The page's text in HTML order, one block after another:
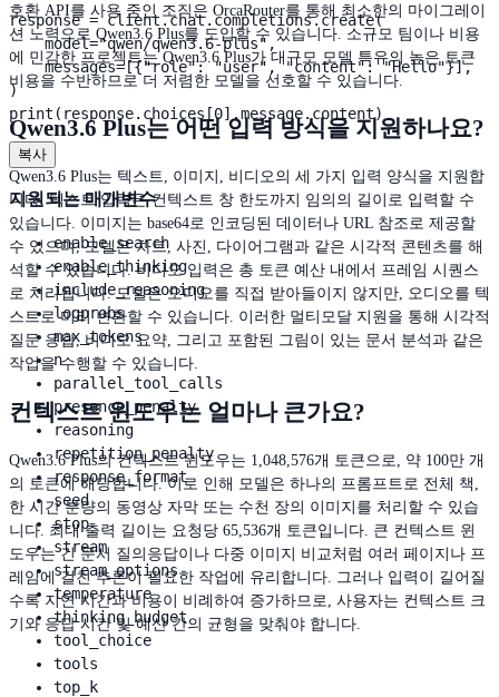
호환 API를 사용 중인 조직은 OrcaRouter를 통해 최소한의 마이그레이
션 노력으로 Qwen3.6 Plus를 도입할 수 있습니다. 소규모 팀이나 비용
에 민감한 프로젝트는 Qwen3.6 Plus가 대규모 모델 특유의 높은 토큰
비용을 수반하므로 더 저렴한 모델을 선호할 수 있습니다.
Qwen3.6 Plus는 어떤 입력 방식을 지원하나요?
Qwen3.6 Plus는 텍스트, 이미지, 비디오의 세 가지 입력 양식을 지원합
니다. 텍스트 입력은 컨텍스트 창 한도까지 임의의 길이로 입력할 수
있습니다. 이미지는 base64로 인코딩된 데이터나 URL 참조로 제공할
수 있으며, 모델은 차트, 사진, 다이어그램과 같은 시각적 콘텐츠를 해
석할 수 있습니다. 비디오 입력은 총 토큰 예산 내에서 프레임 시퀀스
로 처리됩니다. 모델은 오디오를 직접 받아들이지 않지만, 오디오를 텍
스트로 미리 변환할 수 있습니다. 이러한 멀티모달 지원을 통해 시각적
질문 응답, 비디오 요약, 그리고 포함된 그림이 있는 문서 분석과 같은
작업을 수행할 수 있습니다.
컨텍스트 윈도우는 얼마나 큰가요?
Qwen3.6 Plus의 컨텍스트 윈도우는 1,048,576개 토큰으로, 약 100만 개
의 토큰에 해당합니다. 이로 인해 모델은 하나의 프롬프트로 전체 책,
한 시간 분량의 동영상 자막 또는 수천 장의 이미지를 처리할 수 있습
니다. 최대 출력 길이는 요청당 65,536개 토큰입니다. 큰 컨텍스트 윈
도우는 긴 문서 질의응답이나 다중 이미지 비교처럼 여러 페이지나 프
레임에 걸친 추론이 필요한 작업에 유리합니다. 그러나 입력이 길어질
수록 지연 시간과 비용이 비례하여 증가하므로, 사용자는 컨텍스트 크
기와 응답 시간 및 예산 간의 균형을 맞춰야 합니다.
response = client.chat.completions.create(
    model="qwen/qwen3.6-plus",
    messages=[{"role": "user", "content": "Hello"}],
)
print(response.choices[0].message.content)
복사
지원되는 매개변수
enable_search
enable_thinking
include_reasoning
logprobs
max_tokens
n
parallel_tool_calls
presence_penalty
reasoning
repetition_penalty
response_format
seed
stop
stream
stream_options
temperature
thinking_budget
tool_choice
tools
top_k